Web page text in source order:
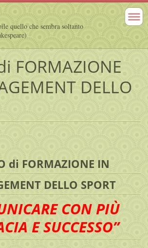
quello che sembra soltanto
FORMAZIONE
DELLO
di FORMAZIONE IN
DELLO SPORT
CON PIÙ
E SUCCESSO”